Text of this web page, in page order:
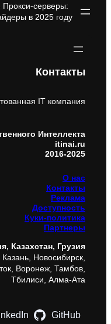
Прокси-серверы:
в 2025 году
Контакты
IT компания
Интеллекта
itinai.ru
2016-2025
О нас
Контакты
Реклама
Доступность
Куки-политика
Партнеры
Казахстан, Грузия
Новосибирск,
Воронеж, Тамбов,
Тбилиси, Алма-Ата
GitHub